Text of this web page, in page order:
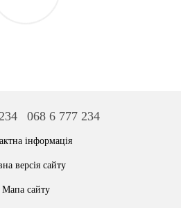
068 6 777 234
інформація
версія сайту
Мапа сайту